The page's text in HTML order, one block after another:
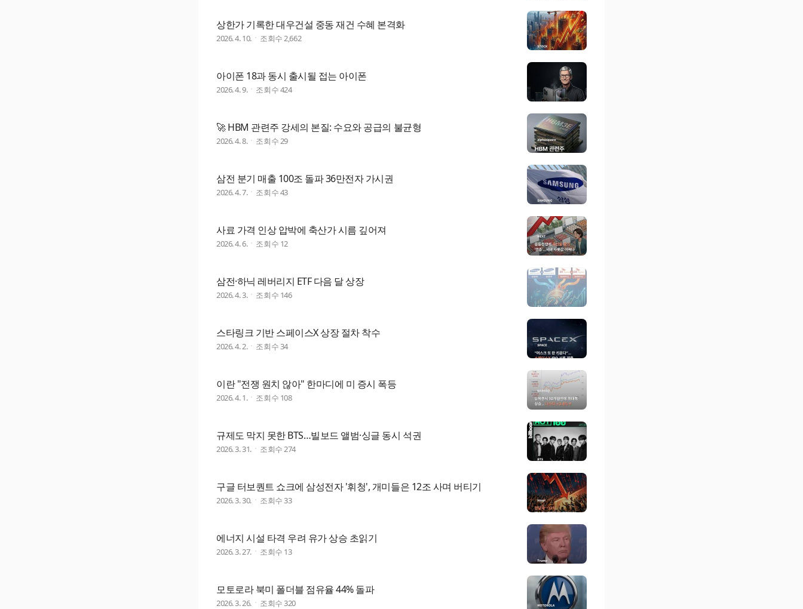
상한가 기록한 대우건설 중동 재건 수혜 본격화
2026. 4. 10. 조회수2,662
아이폰 18과 동시 출시될 접는 아이폰
2026. 4. 9. 조회수424
🚀 HBM 관련주 강세의 본질: 수요와 공급의 불균형
2026. 4. 8. 조회수29
삼전 분기 매출 100조 돌파 36만전자 가시권
2026. 4. 7. 조회수43
사료 가격 인상 압박에 축산가 시름 깊어져
2026. 4. 6. 조회수 12
삼전·하닉 레버리지 ETF 다음 달 상장
2026. 4. 3. 조회수 146
스타링크 기반 스페이스X 상장 절차 착수
2026. 4. 2. 조회수34
이란 "전쟁 원치 않아" 한마디에 미 증시 폭등
2026. 4. 1. 조회수 108
규제도 막지 못한 BTS…빌보드 앨범·싱글 동시 석권
2026. 3. 31. 조회수274
구글 터보퀀트 쇼크에 삼성전자 '휘청', 개미들은 12조 사며 버티기
2026. 3. 30. 조회수33
에너지 시설 타격 우려 유가 상승 초읽기
2026. 3. 27. 조회수 13
모토로라 북미 폴더블 점유율 44% 돌파
2026. 3. 26. 조회수320